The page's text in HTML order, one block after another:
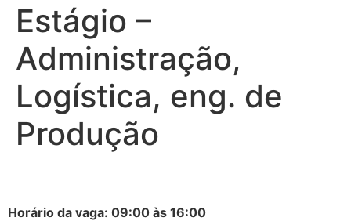
Estágio –
Administração,
Logística, eng. de
Produção
Horário da vaga: 09:00 às 16:00